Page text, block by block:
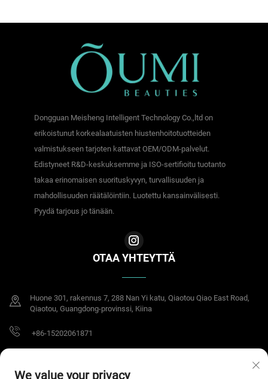
Dongguan Meisheng Intelligent Technology Co.,ltd on
erikoistunut korkealaatuisten hiustenhoitotuotteiden
valmistukseen tarjoten kattavat OEM/ODM-palvelut.
Edistyneet R&D-keskuksemme ja ISO-sertifioitu tuotanto
takaa erinomaisen suorituskyvyn, turvallisuuden ja
mahdollisuuden räätälöintiin. Luotettu kansainvälisesti.
Pyydä tarjous jo tänään.
OTAA YHTEYTTÄ
Huone 301, rakennus 7, 288 Nan Yi katu, Qiaotou Qiao East Road,
Qiaotou, Guangdong-provinssi, Kiina
+86-15202061871
We value your privacy